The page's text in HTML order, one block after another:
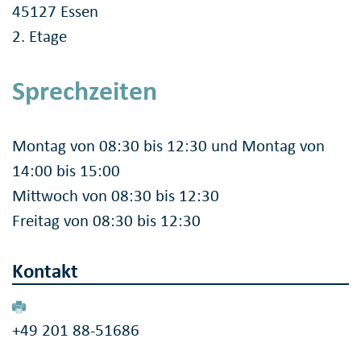
45127 Essen
2. Etage
Sprechzeiten
Montag von 08:30 bis 12:30 und Montag von
14:00 bis 15:00
Mittwoch von 08:30 bis 12:30
Freitag von 08:30 bis 12:30
Kontakt
+49 201 88-51686